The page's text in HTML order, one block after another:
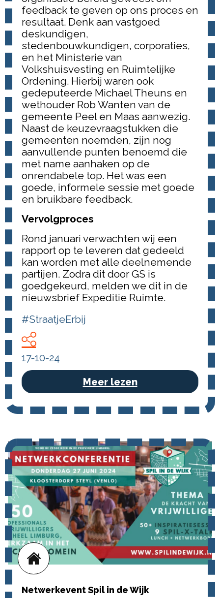
feedback te geven op ons proces en
resultaat. Denk aan vastgoed
deskundigen,
stedenbouwkundigen, corporaties,
en het Ministerie van
Volkshuisvesting en Ruimtelijke
Ordening. Hierbij waren ook
gedeputeerde Michael Theuns en
wethouder Rob Wanten van de
gemeente Peel en Maas aanwezig.
Naast de keuzevraagstukken die
gemeenten noemden, zijn nog
aanvullende punten benoemd die
met name aanhaken op de
onrendabele top. Het was een
goede, informele sessie met goede
en bruikbare feedback.
Vervolgproces
Rond januari verwachten wij een
rapport op te leveren dat gedeeld
kan worden met alle deelnemende
partijen. Zodra dit door GS is
goedgekeurd, melden we dit in de
nieuwsbrief Expeditie Ruimte.
#StraatjeErbij
Meer lezen
17-10-24
Netwerkevent Spil in de Wijk